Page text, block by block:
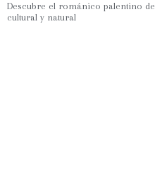
Descubre el románico palentino
cultural y natural